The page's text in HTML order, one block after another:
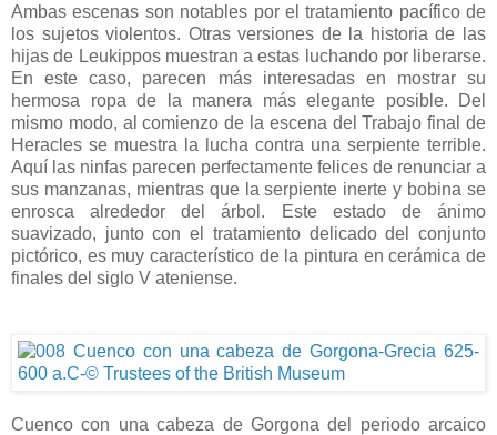
Ambas escenas son notables por el tratamiento pacífico de
los sujetos violentos. Otras versiones de la historia de las
hijas de Leukippos muestran a estas luchando por liberarse.
En este caso, parecen más interesadas en mostrar su
hermosa ropa de la manera más elegante posible. Del
mismo modo, al comienzo de la escena del Trabajo final de
Heracles se muestra la lucha contra una serpiente terrible.
Aquí las ninfas parecen perfectamente felices de renunciar a
sus manzanas, mientras que la serpiente inerte y bobina se
enrosca alrededor del árbol. Este estado de ánimo
suavizado, junto con el tratamiento delicado del conjunto
pictórico, es muy característico de la pintura en cerámica de
finales del siglo V ateniense.
Cuenco con una cabeza de Gorgona del periodo arcaico